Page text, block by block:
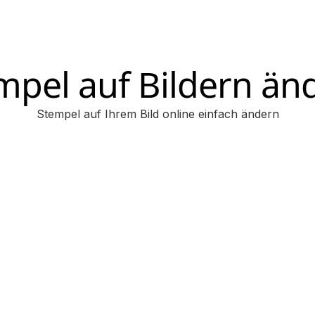
auf Bildern
Stempel auf Ihrem Bild online einfach ändern